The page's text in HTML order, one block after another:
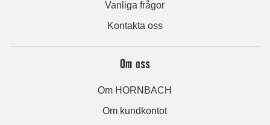
Vanliga frågor
Kontakta oss
Om oss
Om HORNBACH
Om kundkontot